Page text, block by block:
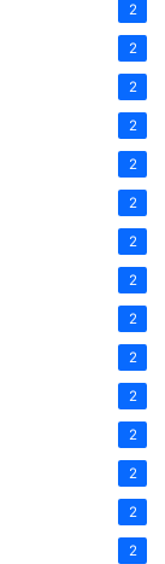
2
2
2
2
2
2
2
2
2
2
2
2
2
2
2